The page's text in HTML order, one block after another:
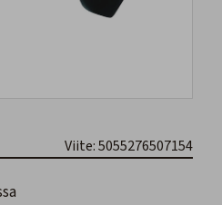
Viite: 5055276507154